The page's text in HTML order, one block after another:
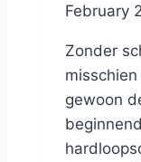
ByNicole
February
Zonder
gewoon